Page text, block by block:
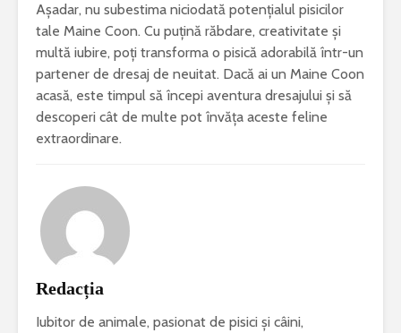
Așadar, nu subestima niciodată potențialul pisicilor
tale Maine Coon. Cu puțină răbdare, creativitate și
multă iubire, poți transforma o pisică adorabilă într-un
partener de dresaj de neuitat. Dacă ai un Maine Coon
acasă, este timpul să începi aventura dresajului și să
descoperi cât de multe pot învăța aceste feline
extraordinare.
Redacția
Iubitor de animale, pasionat de pisici și câini,